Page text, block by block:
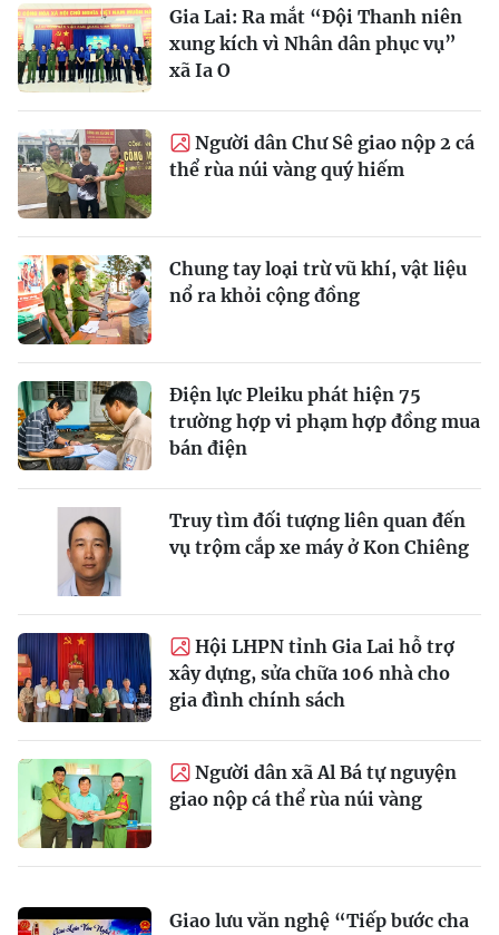
Gia Lai: Ra mắt “Đội Thanh niên
xung kích vì Nhân dân phục vụ”
xã Ia O
Người dân Chư Sê giao nộp 2 cá
thể rùa núi vàng quý hiếm
Chung tay loại trừ vũ khí, vật liệu
nổ ra khỏi cộng đồng
Điện lực Pleiku phát hiện 75
trường hợp vi phạm hợp đồng mua
bán điện
Truy tìm đối tượng liên quan đến
vụ trộm cắp xe máy ở Kon Chiêng
Hội LHPN tỉnh Gia Lai hỗ trợ
xây dựng, sửa chữa 106 nhà cho
gia đình chính sách
Người dân xã Al Bá tự nguyện
giao nộp cá thể rùa núi vàng
Giao lưu văn nghệ “Tiếp bước cha